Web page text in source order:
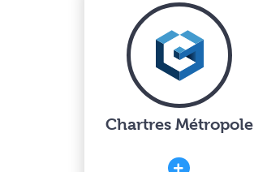
Chartres Métropole